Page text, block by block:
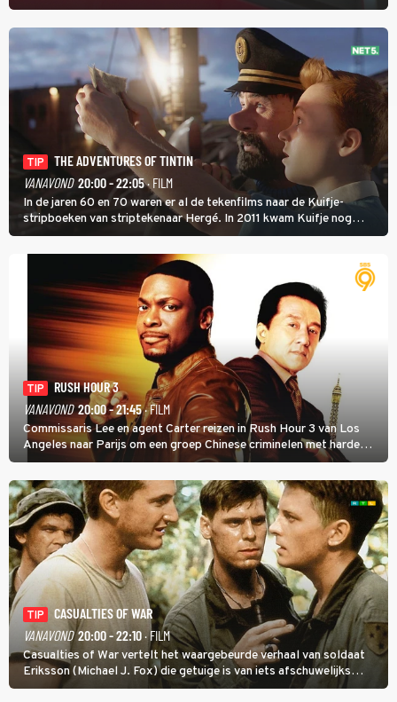
TIP
THE ADVENTURES OF TINTIN
VANAVOND 20:00 - 22:05· FILM
In de jaren 60 en 70 waren er al de tekenfilms naar de Kuifje-
stripboeken van striptekenaar Hergé. In 2011 kwam Kuifje nog
meer tot leven in The Adventures of Tintin van Steven Spielberg.
TIP
RUSH HOUR 3
VANAVOND 20:00 - 21:45· FILM
Commissaris Lee en agent Carter reizen in Rush Hour 3 van Los
Angeles naar Parijs om een groep Chinese criminelen met harde
hand aan te pakken.
TIP
CASUALTIES OF WAR
VANAVOND 20:00 - 22:10· FILM
Casualties of War vertelt het waargebeurde verhaal van soldaat
Eriksson (Michael J. Fox) die getuige is van iets afschuwelijks
tijdens de Vietnamoorlog. Hij besluit uit de school te klappen.